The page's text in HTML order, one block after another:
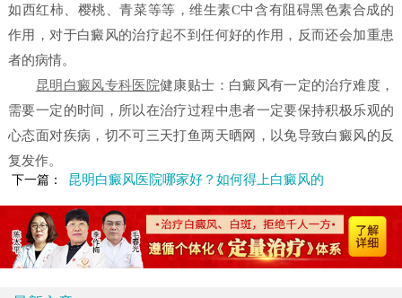
如西红柿、樱桃、青菜等等，维生素C中含有阻碍黑色素合成的
作用，对于白癜风的治疗起不到任何好的作用，反而还会加重患
者的病情。
昆明白癜风专科医院健康贴士：白癜风有一定的治疗难度，
需要一定的时间，所以在治疗过程中患者一定要保持积极乐观的
心态面对疾病，切不可三天打鱼两天晒网，以免导致白癜风的反
复发作。
下一篇： 昆明白癜风医院哪家好？如何得上白癜风的